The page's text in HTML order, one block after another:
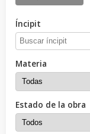
Íncipit
Materia
Estado de la obra